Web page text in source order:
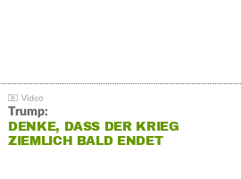
Trump:
DENKE, DASS DER KRIEG
ZIEMLICH BALD ENDET